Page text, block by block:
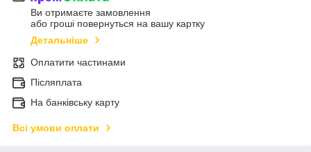
Ви отримаєте замовлення
або гроші повернуться на вашу картку
Детальніше
Оплатити частинами
Післяплата
На банківську карту
Всі умови оплати